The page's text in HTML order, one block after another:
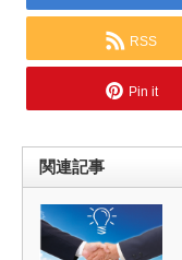
RSS
Pin it
関連記事